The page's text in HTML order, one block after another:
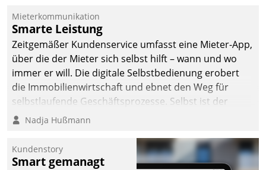
Mieterkommunikation
Smarte Leistung
Zeitgemäßer Kundenservice umfasst eine Mieter-App,
über die der Mieter sich selbst hilft – wann und wo
immer er will. Die digitale Selbstbedienung erobert
die Immobilienwirtschaft und ebnet den Weg für
selbstlaufende Geschäftsprozesse. Selbst ist der
Kunde und smart der Serviceanbieter.
Nadja Hußmann
Kundenstory
Smart gemanagt